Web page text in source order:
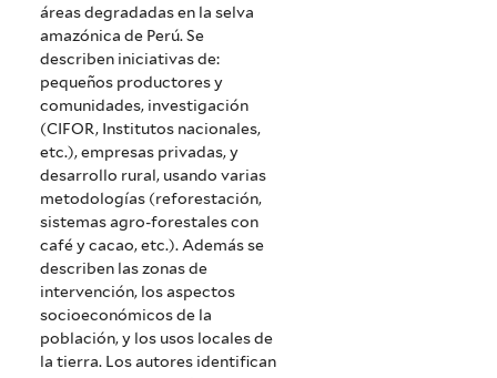
áreas degradadas en la selva
amazónica de Perú. Se
describen iniciativas de:
pequeños productores y
comunidades, investigación
(CIFOR, Institutos nacionales,
etc.), empresas privadas, y
desarrollo rural, usando varias
metodologías (reforestación,
sistemas agro-forestales con
café y cacao, etc.). Además se
describen las zonas de
intervención, los aspectos
socioeconómicos de la
población, y los usos locales de
la tierra. Los autores identifican